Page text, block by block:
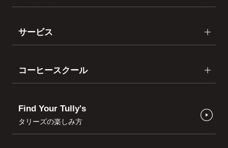
サービス
コーヒースクール
Find Your Tully's
タリーズの楽しみ方